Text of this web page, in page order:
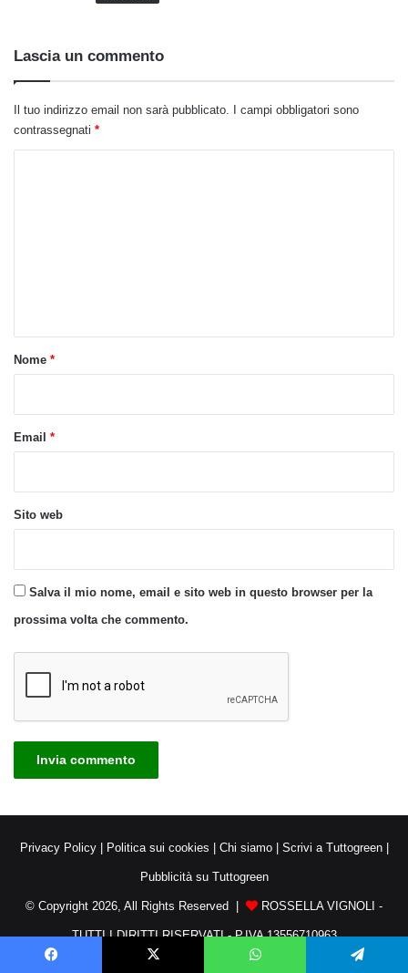
Lascia un commento
Il tuo indirizzo email non sarà pubblicato. I campi obbligatori sono
contrassegnati *
o
Nome *
Email *
Sito web
Salva il mio nome, email e sito web in questo browser per la
prossima volta che commento.
Privacy Policy| Politica sui cookies | Chi siamo| Scrivi a Tuttogreen|
Pubblicità su Tuttogreen
© Copyright 2026, All Rights Reserved | ROSSELLA VIGNOLI -
TUTTI I DIRITTI RISERVATI - P.IVA 13556710963